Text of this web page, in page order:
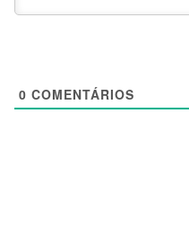
0 COMENTÁRIOS